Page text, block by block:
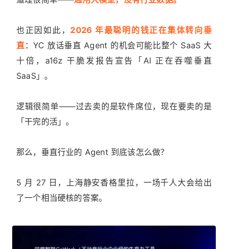
也正因如此， 2026 年最聪明的钱正在集体转向垂
直 ：YC 放话垂直 Agent 的机会可能比整个 SaaS 大
十倍，a16z 干脆发报告宣告「AI 正在吞噬垂直
SaaS」。
逻辑很简单——过去卖的是软件席位，现在要卖的是
「干完的活」。
那么，垂直行业的 Agent 到底该怎么做？
5 月 27 日，上海静安香格里拉，一场千人大会给出
了一个相当硬核的答案。